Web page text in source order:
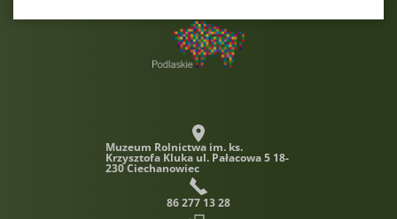
Muzeum Rolnictwa im. ks.
Krzysztofa Kluka ul. Pałacowa 5 18-
230 Ciechanowiec
86 277 13 28
cookies.